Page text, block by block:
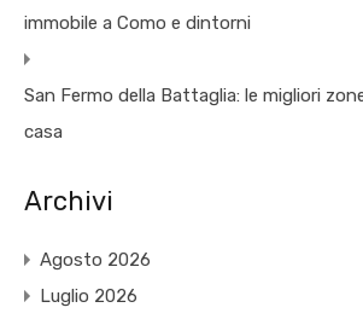
immobile a Como e dintorni
San Fermo della Battaglia: le migliori
casa
Archivi
Agosto 2026
Luglio 2026